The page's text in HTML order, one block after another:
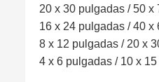
20 x 30 pulgadas / 50 x
16 x 24 pulgadas / 40 x
8 x 12 pulgadas / 20 x
4 x 6 pulgadas / 10 x 15